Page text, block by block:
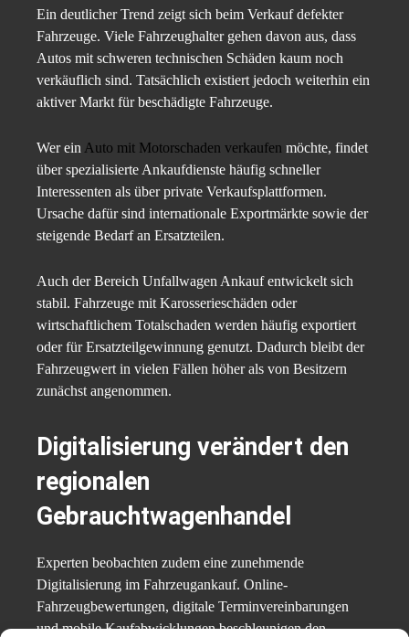
Ein deutlicher Trend zeigt sich beim Verkauf defekter
Fahrzeuge. Viele Fahrzeughalter gehen davon aus, dass
Autos mit schweren technischen Schäden kaum noch
verkäuflich sind. Tatsächlich existiert jedoch weiterhin ein
aktiver Markt für beschädigte Fahrzeuge.
Wer ein Auto mit Motorschaden verkaufen möchte, findet
über spezialisierte Ankaufdienste häufig schneller
Interessenten als über private Verkaufsplattformen.
Ursache dafür sind internationale Exportmärkte sowie der
steigende Bedarf an Ersatzteilen.
Auch der Bereich Unfallwagen Ankauf entwickelt sich
stabil. Fahrzeuge mit Karosserieschäden oder
wirtschaftlichem Totalschaden werden häufig exportiert
oder für Ersatzteilgewinnung genutzt. Dadurch bleibt der
Fahrzeugwert in vielen Fällen höher als von Besitzern
zunächst angenommen.
Digitalisierung verändert den
regionalen
Gebrauchtwagenhandel
Experten beobachten zudem eine zunehmende
Digitalisierung im Fahrzeugankauf. Online-
Fahrzeugbewertungen, digitale Terminvereinbarungen
und mobile Kaufabwicklungen beschleunigen den